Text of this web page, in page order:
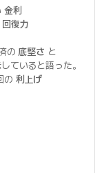
金利
回復力
の 底堅さ と
ていると語った。
の 利上げ